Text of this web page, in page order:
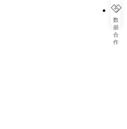
馈
数
据
合
作